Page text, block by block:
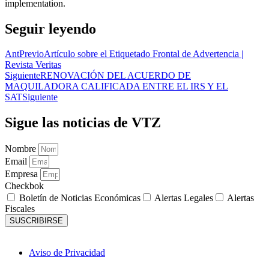
implementation.
Seguir leyendo
AntPrevioArtículo sobre el Etiquetado Frontal de Advertencia |
Revista Veritas
SiguienteRENOVACIÓN DEL ACUERDO DE
MAQUILADORA CALIFICADA ENTRE EL IRS Y EL
SATSiguiente
Sigue las noticias de VTZ
Nombre
Email
Empresa
Checkbok
Boletín de Noticias Económicas
Alertas Legales
Alertas
Fiscales
SUSCRIBIRSE
Aviso de Privacidad